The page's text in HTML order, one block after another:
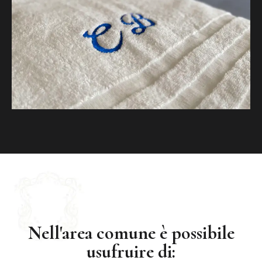
Nell'area comune è possibile
usufruire di: